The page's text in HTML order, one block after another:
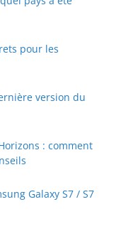
pour les
version du
: comment
Galaxy S7 / S7